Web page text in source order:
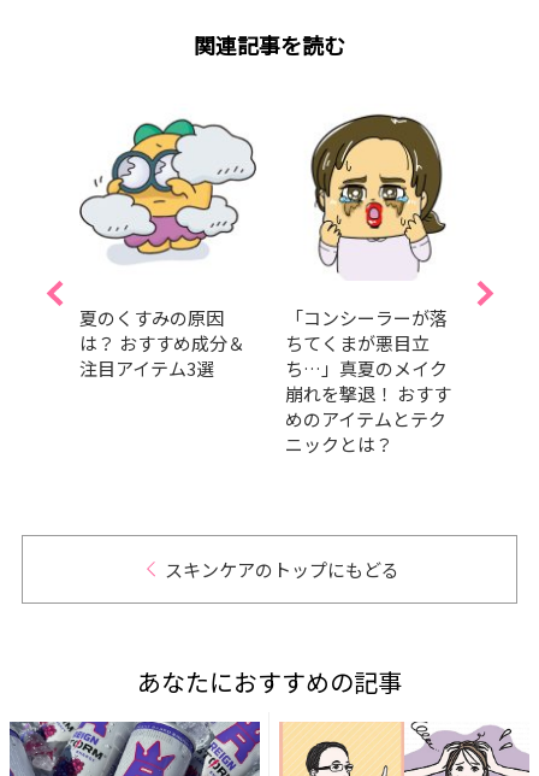
関連記事を読む
夏のくすみの原因
は？ おすすめ成分＆
注目アイテム3選
「コンシーラーが落
ちてくまが悪目立
ち…」真夏のメイク
崩れを撃退！ おすす
めのアイテムとテク
ニックとは？
スキンケアのトップにもどる
あなたにおすすめの記事